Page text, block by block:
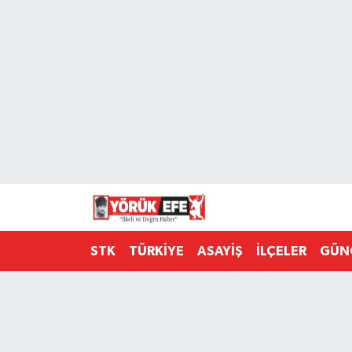
STK TÜRKİYE ASAYİŞ İLÇELER
Süper Lig Puan Durumu ve Fikstür
Tüm Manşetler